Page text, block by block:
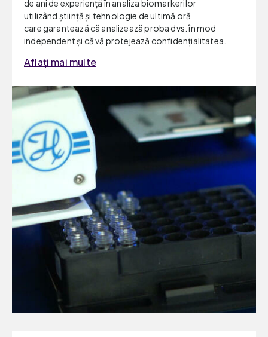
de ani de experiență în analiza biomarkerilor
utilizând ştiinţă și tehnologie de ultimă oră
care garantează că analizează proba dvs. în mod
independent și că vă protejează confidențialitatea.
Aflați mai multe